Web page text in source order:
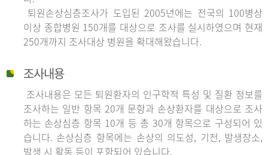
퇴원손상심층조사가 도입된 2005년에는 전국의 100병상
이상 종합병원 150개를 대상으로 조사를 실시하였으며 현재
250개까지 조사대상 병원을 확대해왔습니다.
조사내용
조사내용은 모든 퇴원환자의 인구학적 특성 및 질환 정보를
조사하는 일반 항목 20개 문항과 손상환자를 대상으로 조사
하는 손상심층 항목 10개 등 총 30개 항목으로 구성되어 있
습니다. 손상심층 항목에는 손상의 의도성, 기전, 발생장소,
발생 시 활동 등이 포함되어 있습니다.